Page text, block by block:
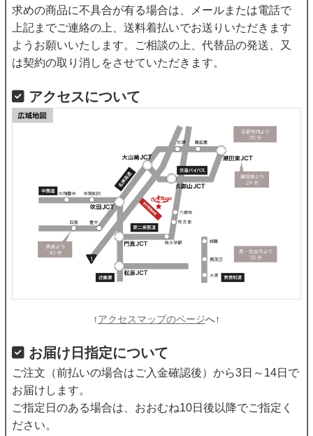
求めの商品に不具合が有る場合は、メールまたは電話で
上記までご連絡の上、送料着払いでお送りいただきます
ようお願いいたします。ご相談の上、代替品の発送、又
は契約の取り消しをさせていただきます。
アクセスについて
↑アクセスマップのページへ↑
お届け日指定について
ご注文（前払いの場合はご入金確認後）から3日～14日で
お届けします。
ご指定日のある場合は、おおむね10日後以降でご指定く
ださい。